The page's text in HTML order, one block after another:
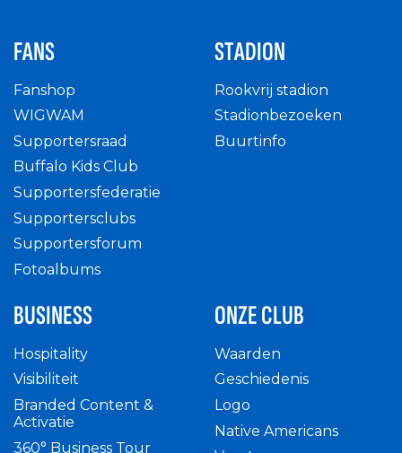
FANS
Fanshop
WIGWAM
Supportersraad
Buffalo Kids Club
Supportersfederatie
Supportersclubs
Supportersforum
Fotoalbums
STADION
Rookvrij stadion
Stadionbezoeken
Buurtinfo
BUSINESS
Hospitality
Visibiliteit
Branded Content &
Activatie
360° Business Tour
ONZE CLUB
Waarden
Geschiedenis
Logo
Native Americans